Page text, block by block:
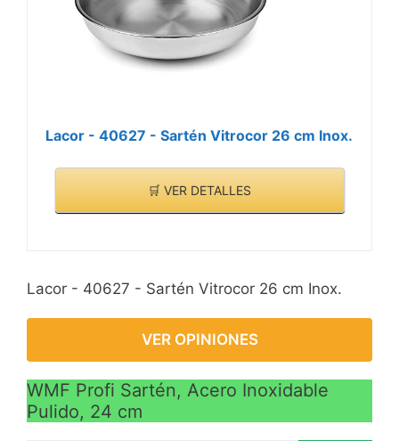
el extremo del largo
mango para colgarlo y
almacenarlo
Lacor - 40627 - Sartén Vitrocor 26 cm Inox.
🛒 VER DETALLES
Lacor - 40627 - Sartén Vitrocor 26 cm Inox.
VER OPINIONES
WMF Profi Sartén, Acero Inoxidable
Pulido, 24 cm